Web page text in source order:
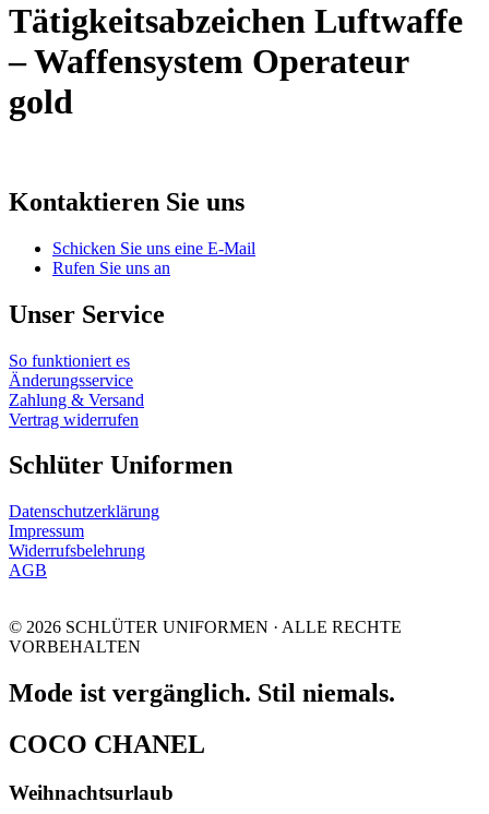
Tätigkeitsabzeichen Luftwaffe
– Waffensystem Operateur
gold
Kontaktieren Sie uns
Schicken Sie uns eine E-Mail
Rufen Sie uns an
Unser Service
So funktioniert es
Änderungsservice
Zahlung & Versand
Vertrag widerrufen
Schlüter Uniformen
Datenschutzerklärung
Impressum
Widerrufsbelehrung
AGB
© 2026 SCHLÜTER UNIFORMEN · ALLE RECHTE
VORBEHALTEN
Mode ist vergänglich. Stil niemals.
COCO CHANEL
Weihnachtsurlaub